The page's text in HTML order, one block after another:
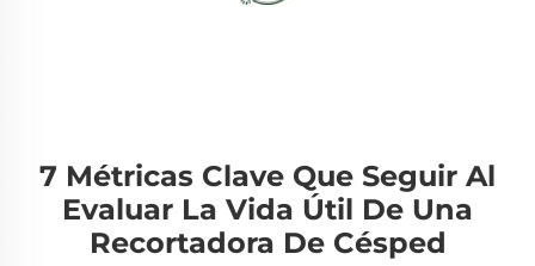
7 Métricas Clave Que Seguir Al
Evaluar La Vida Útil De Una
Recortadora De Césped